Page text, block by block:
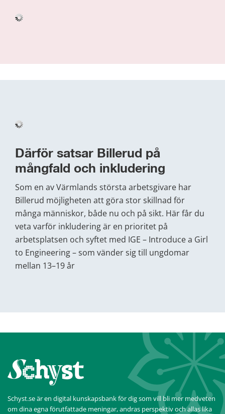
Därför satsar Billerud på
mångfald och inkludering
Som en av Värmlands största arbetsgivare har
Billerud möjligheten att göra stor skillnad för
många människor, både nu och på sikt. Här får du
veta varför inkludering är en prioritet på
arbetsplatsen och syftet med IGE – Introduce a Girl
to Engineering – som vänder sig till ungdomar
mellan 13–19 år
Schyst.se är en digital kunskapsbank för dig som vill bli mer medveten
om dina egna förutfattade meningar, andras perspektiv och allas lika